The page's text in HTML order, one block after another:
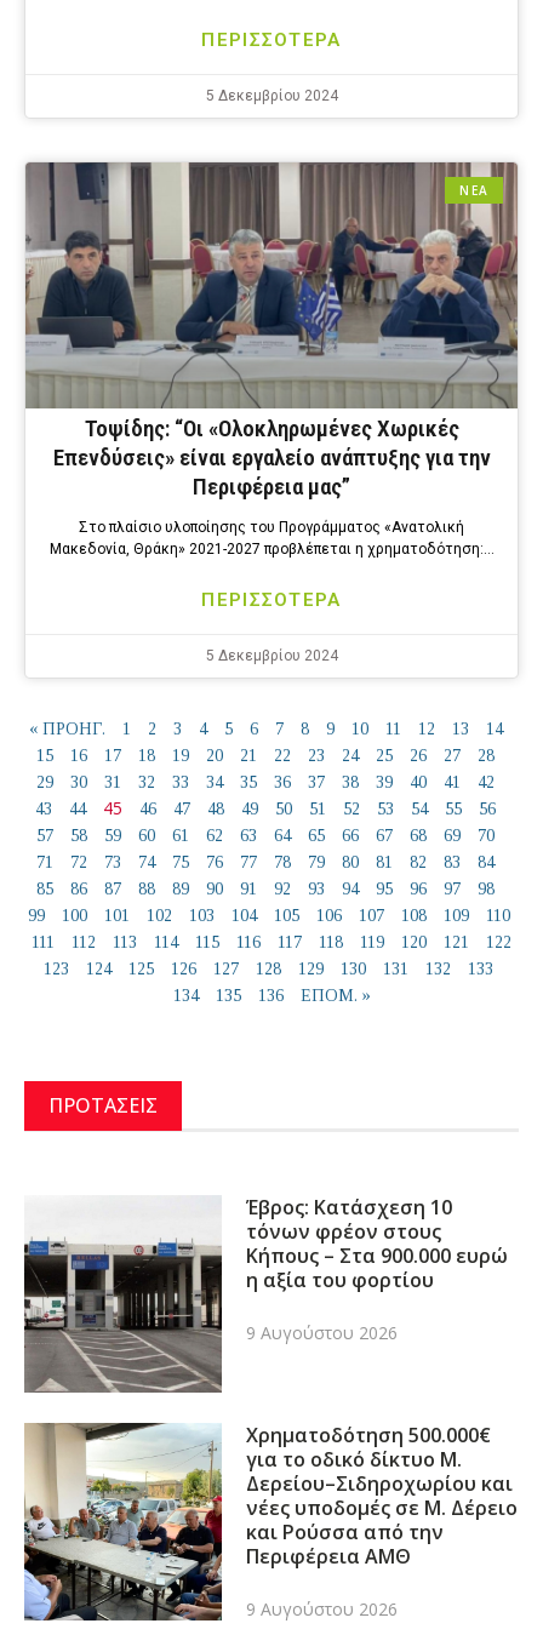
ΠΕΡΙΣΣΟΤΕΡΑ
5 Δεκεμβρίου 2024
ΝΕΑ
Τοψίδης: “Οι «Ολοκληρωμένες Xωρικές
Eπενδύσεις» είναι εργαλείο ανάπτυξης για την
Περιφέρεια μας”
Στο πλαίσιο υλοποίησης του Προγράμματος «Ανατολική
Μακεδονία, Θράκη» 2021-2027 προβλέπεται η χρηματοδότηση:…
ΠΕΡΙΣΣΟΤΕΡΑ
5 Δεκεμβρίου 2024
« ΠΡΟΗΓ. 1 2 3 4 5 6 7 8 9 10 11 12 13
14
15
16 17 18 19 20 21 22 23 24 25 26 27
28
29
30 31 32 33 34 35 36 37 38 39 40 41
42
43
44 45 46 47 48 49 50 51 52 53 54 55
56
57
58 59 60 61 62 63 64 65 66 67 68 69
70
71
72 73 74 75 76 77 78 79 80 81 82 83
84
85
86 87 88 89 90 91 92 93 94 95 96 97
98
99
100 101 102 103 104 105 106 107 108 109
110
111
112 113 114 115 116 117 118 119 120 121
122
123
124 125 126 127 128 129 130 131 132
133
134
135 136 ΕΠΟΜ. »
ΠΡΟΤΑΣΕΙΣ
Έβρος: Κατάσχεση 10
τόνων φρέον στους
Κήπους – Στα 900.000 ευρώ
η αξία του φορτίου
9 Αυγούστου 2026
Χρηματοδότηση 500.000€
για το οδικό δίκτυο Μ.
Δερείου–Σιδηροχωρίου και
νέες υποδομές σε Μ. Δέρειο
και Ρούσσα από την
Περιφέρεια ΑΜΘ
9 Αυγούστου 2026